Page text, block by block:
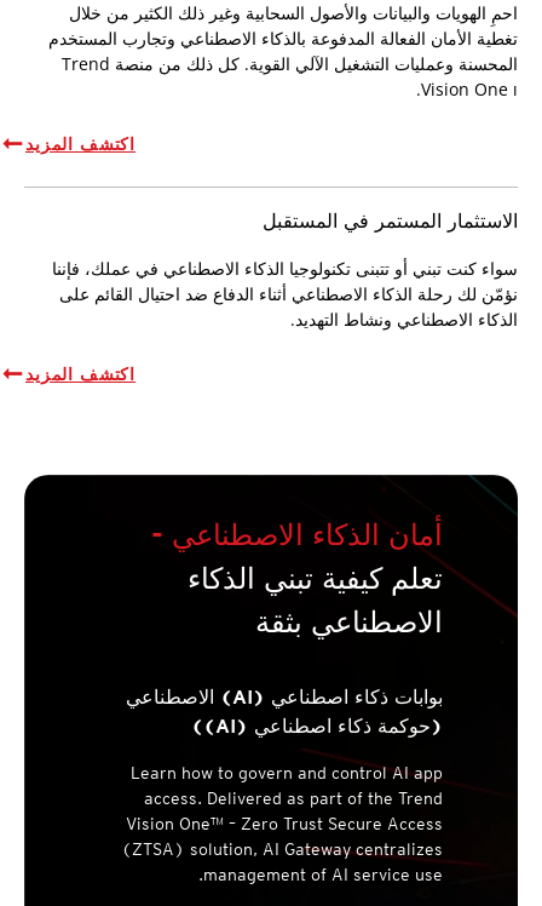
احمِ الهويات والبيانات والأصول السحابية وغير ذلك الكثير من خلال
تغطية الأمان الفعالة المدفوعة بالذكاء الاصطناعي وتجارب المستخدم
المحسنة وعمليات التشغيل الآلي القوية. كل ذلك من منصة Trend
Vision One ı.
اكتشف المزيد
الاستثمار المستمر في المستقبل
سواء كنت تبني أو تتبنى تكنولوجيا الذكاء الاصطناعي في عملك، فإننا
نؤمّن لك رحلة الذكاء الاصطناعي أثناء الدفاع ضد احتيال القائم على
الذكاء الاصطناعي ونشاط التهديد.
اكتشف المزيد
أمان الذكاء الاصطناعي -
تعلم كيفية تبني الذكاء
الاصطناعي بثقة
بوابات ذكاء اصطناعي (AI) الاصطناعي
(حوكمة ذكاء اصطناعي (AI))
Learn how to govern and control AI app
access. Delivered as part of the Trend
Vision One™ – Zero Trust Secure Access
(ZTSA) solution, AI Gateway centralizes
management of AI service use.